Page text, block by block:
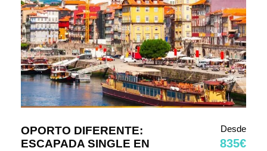
OPORTO DIFERENTE:
ESCAPADA SINGLE EN
Desde
835€